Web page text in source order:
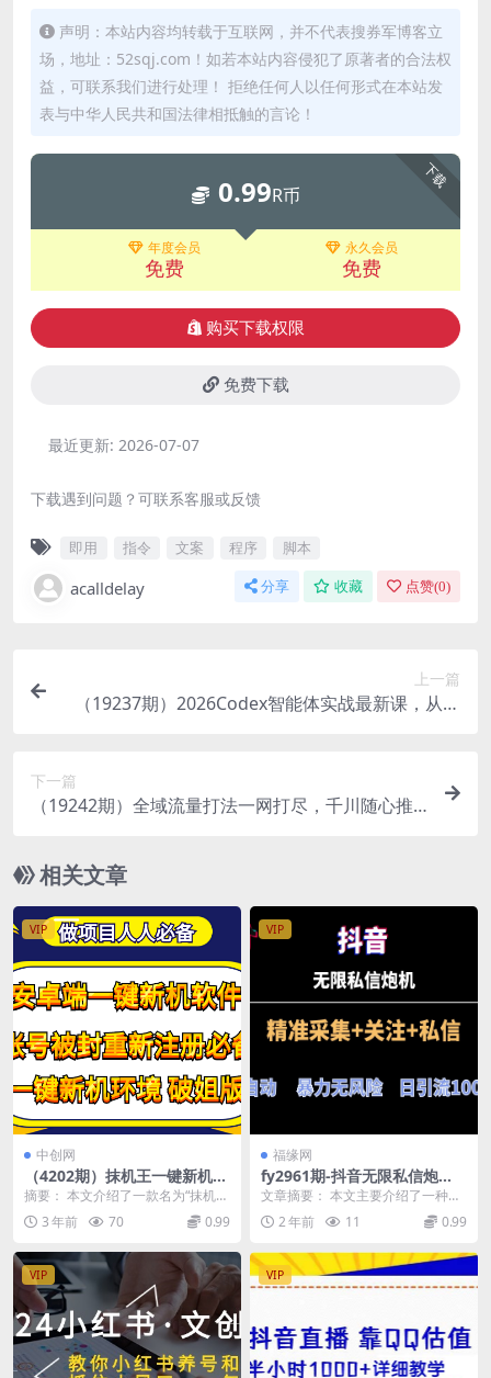
声明：本站内容均转载于互联网，并不代表搜券军博客立
场，地址：52sqj.com！如若本站内容侵犯了原著者的合法权
益，可联系我们进行处理！ 拒绝任何人以任何形式在本站发
表与中华人民共和国法律相抵触的言论！
下载
0.99R币
年度会员
免费
永久会员
免费
购买下载权限
免费下载
最近更新: 2026-07-07
下载遇到问题？可联系客服或反馈
即用 指令 文案 程序 脚本
acalldelay 分享 收藏 点赞(0)
上一篇
（19237期）2026Codex智能体实战最新课，从安
下一篇
（19242期）全域流量打法一网打尽，千川随心推
相关文章
VIP
中创网
（4202期）抹机王一键新机环
境抹机改串号做项目必备封号
重新注册新机环境避免平台检
测(“抹机王”一键新机环境、抹
摘要： 本文介绍了一款名为“抹机
王”的软件，该软件具有一键新机环
境、抹机改串号等...
3 年前 70 0.99
VIP
福缘网
fy2961期-抖音无限私信炮
机！全自动无风险引流，每天
引流上千人！
文章摘要： 本文主要介绍了一种名
为\”抖音无限私信炮机 2024全网...
2 年前 11 0.99
VIP VIP